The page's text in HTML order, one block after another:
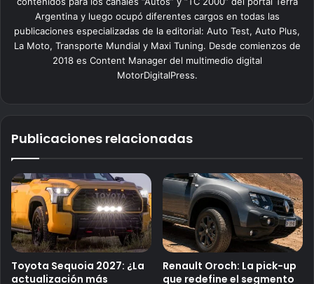
Argentina y luego ocupó diferentes cargos en todas las
publicaciones especializadas de la editorial: Auto Test, Auto Plus,
La Moto, Transporte Mundial y Maxi Tuning. Desde comienzos de
2018 es Content Manager del multimedio digital
MotorDigitalPress.
Publicaciones relacionadas
Toyota Sequoia 2027: ¿La
actualización más
Renault Oroch: La pick-up
que redefine el segmento